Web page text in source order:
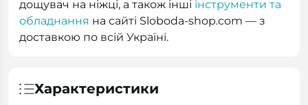
дощувач на ніжці, а також інші інструменти та
обладнання на сайті Sloboda-shop.com — з
доставкою по всій Україні.
Характеристики